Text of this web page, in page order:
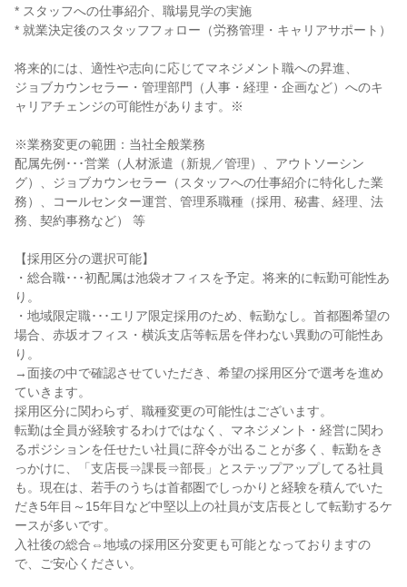
* スタッフへの仕事紹介、職場見学の実施
* 就業決定後のスタッフフォロー（労務管理・キャリアサポート）
将来的には、適性や志向に応じてマネジメント職への昇進、
ジョブカウンセラー・管理部門（人事・経理・企画など）へのキ
ャリアチェンジの可能性があります。※
※業務変更の範囲：当社全般業務
配属先例･･･営業（人材派遣（新規／管理）、アウトソーシン
グ）、ジョブカウンセラー（スタッフへの仕事紹介に特化した業
務）、コールセンター運営、管理系職種（採用、秘書、経理、法
務、契約事務など） 等
【採用区分の選択可能】
・総合職･･･初配属は池袋オフィスを予定。将来的に転勤可能性あ
り。
・地域限定職･･･エリア限定採用のため、転勤なし。首都圏希望の
場合、赤坂オフィス・横浜支店等転居を伴わない異動の可能性あ
り。
→面接の中で確認させていただき、希望の採用区分で選考を進め
ていきます。
採用区分に関わらず、職種変更の可能性はございます。
転勤は全員が経験するわけではなく、マネジメント・経営に関わ
るポジションを任せたい社員に辞令が出ることが多く、転勤をき
っかけに、「支店長⇒課長⇒部長」とステップアップしてる社員
も。現在は、若手のうちは首都圏でしっかりと経験を積んでいた
だき5年目～15年目など中堅以上の社員が支店長として転勤するケ
ースが多いです。
入社後の総合⇔地域の採用区分変更も可能となっておりますの
で、ご安心ください。